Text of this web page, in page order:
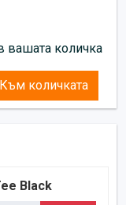
вашата количка
Към количката
Black